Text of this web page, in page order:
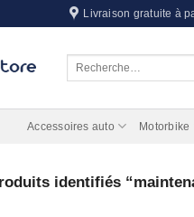
Livraison gratuite à
Accessoires auto Motorbike
identifiés